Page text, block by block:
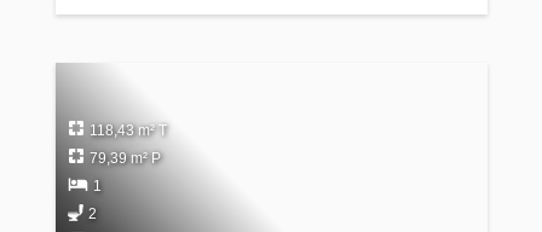
118,43 m² T
79,39 m² P
1
2